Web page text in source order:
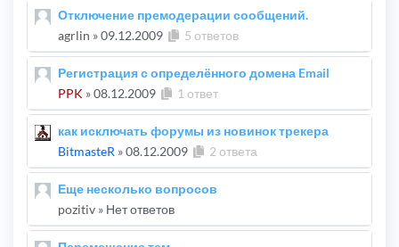
Отключение премодерации сообщений.
agrlin »09.12.2009 5 ответов
Регистрация с определённого домена Email
PPK »08.12.2009 1 ответ
как исключать форумы из новинок трекера
BitmasteR »08.12.2009 2 ответа
Еще несколько вопросов
pozitiv » Нет ответов